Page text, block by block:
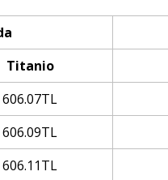
Titanio
606.07TL
606.09TL
606.11TL